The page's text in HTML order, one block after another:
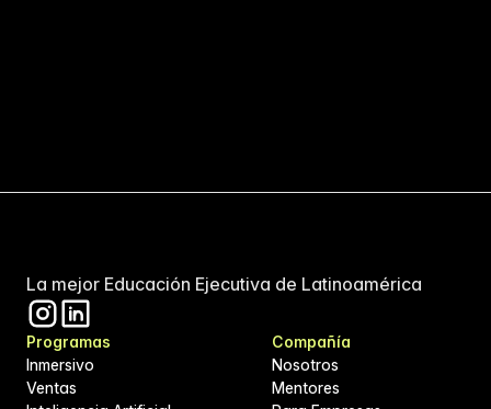
La mejor Educación Ejecutiva de Latinoamérica
Programas
Inmersivo
Ventas
Compañía
Nosotros
Mentores